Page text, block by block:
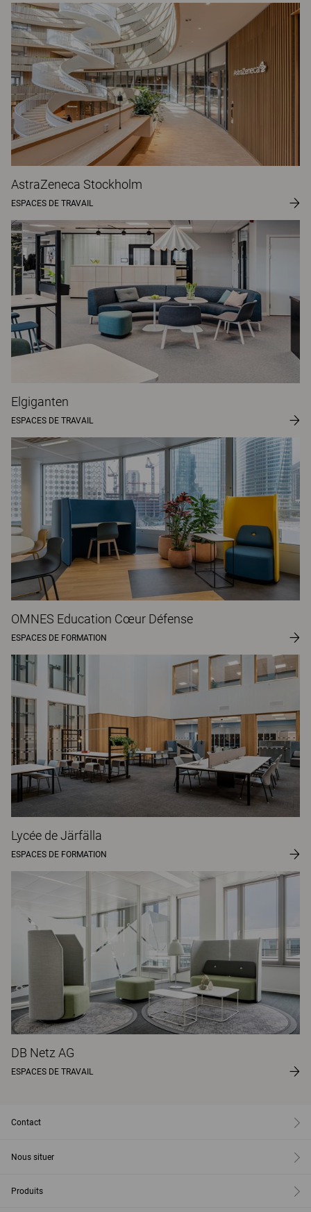
AstraZeneca Stockholm
ESPACES DE TRAVAIL
Elgiganten
ESPACES DE TRAVAIL
OMNES Education Cœur Défense
ESPACES DE FORMATION
Lycée de Järfälla
ESPACES DE FORMATION
DB Netz AG
ESPACES DE TRAVAIL
Contact
Nous situer
Produits